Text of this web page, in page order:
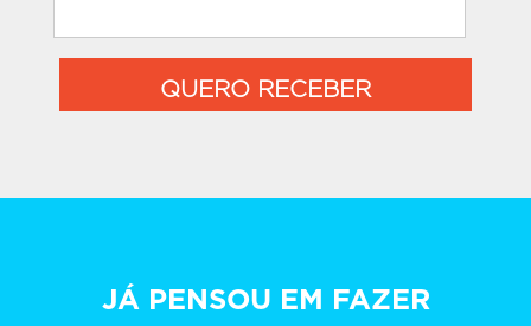
QUERO RECEBER
JÁ PENSOU EM FAZER